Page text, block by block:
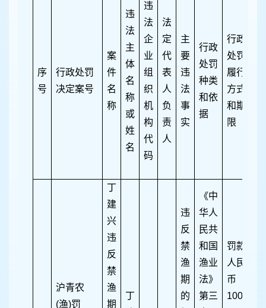
序
号
行政处罚
决定案号
案
件
名
称
违
法
主
体
名
称
或
姓
名
违
法
企
业
组
织
机
构
代
码
法
定
代
表
人
负
责
人
主
要
违
法
事
实
行政
处罚
种类
和依
据
行政
处罚
履行
方式
和期
限
沪青农
(渔)罚
丁
建
兴
违
反
禁
渔
期
丁
违
反
禁
渔
期
的
《中
华人
民共
和国
渔业
法》
第三
罚款
人民
币
1000